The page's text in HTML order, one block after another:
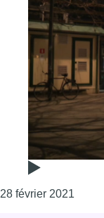
28 février 2021